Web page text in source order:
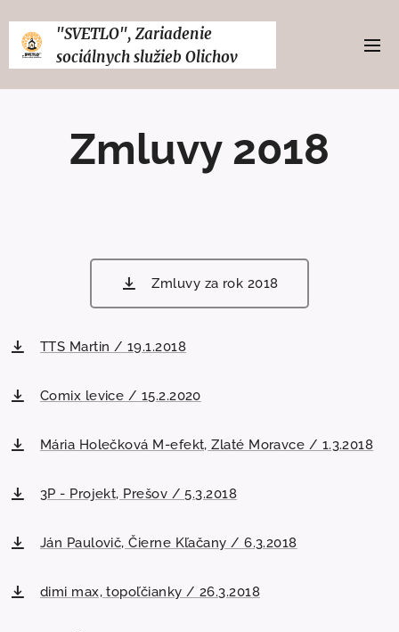
"SVETLO", Zariadenie
sociálnych služieb Olichov
Zmluvy 2018
Zmluvy za rok 2018
TTS Martin / 19.1.2018
Comix levice / 15.2.2020
Mária Holečková M-efekt, Zlaté Moravce / 1.3.2018
3P - Projekt, Prešov / 5.3.2018
Ján Paulovič, Čierne Kľačany / 6.3.2018
dimi max, topoľčianky / 26.3.2018